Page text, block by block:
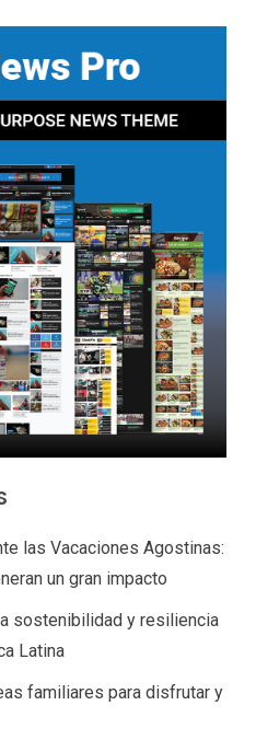
las Vacaciones Agostinas:
un gran impacto
sostenibilidad y resiliencia
Latina
familiares para disfrutar y